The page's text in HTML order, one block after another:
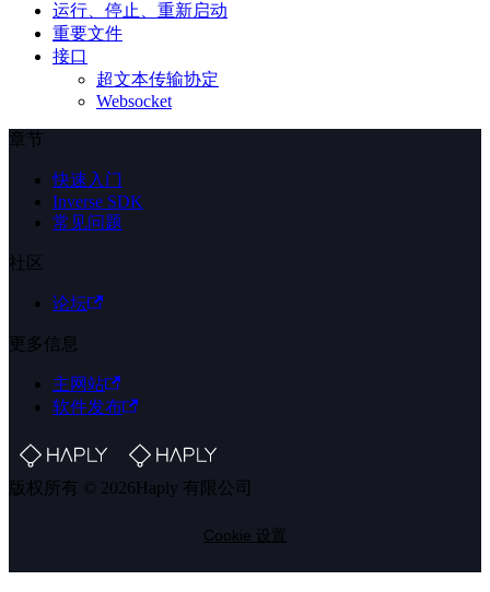
运行、停止、重新启动
重要文件
接口
超文本传输协定
Websocket
章节
快速入门
Inverse SDK
常见问题
社区
论坛
更多信息
主网站
软件发布
版权所有 © 2026Haply 有限公司
Cookie 设置